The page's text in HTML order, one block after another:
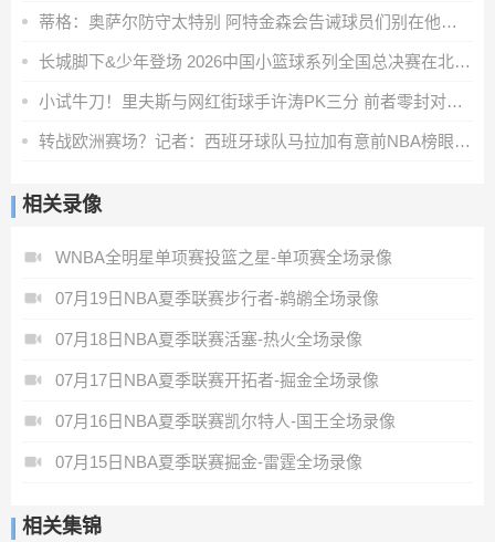
蒂格：奥萨尔防守太特别 阿特金森会告诫球员们别在他面前运球
长城脚下&少年登场 2026中国小篮球系列全国总决赛在北京延庆开幕
小试牛刀！里夫斯与网红街球手许涛PK三分 前者零封对手取胜
转战欧洲赛场？记者：西班牙球队马拉加有意前NBA榜眼秀怀斯曼
相关录像
WNBA全明星单项赛投篮之星-单项赛全场录像
07月19日NBA夏季联赛步行者-鹈鹕全场录像
07月18日NBA夏季联赛活塞-热火全场录像
07月17日NBA夏季联赛开拓者-掘金全场录像
07月16日NBA夏季联赛凯尔特人-国王全场录像
07月15日NBA夏季联赛掘金-雷霆全场录像
相关集锦